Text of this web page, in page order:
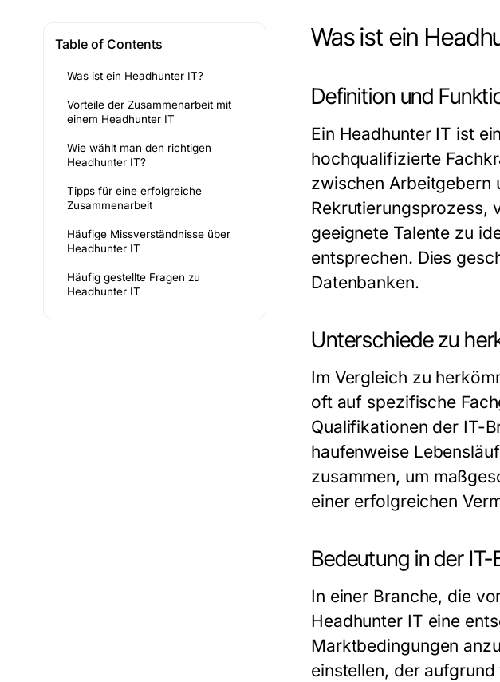
Table of Contents
Was ist ein Headhunter IT?
Vorteile der Zusammenarbeit mit
einem Headhunter IT
Wie wählt man den richtigen
Headhunter IT?
Tipps für eine erfolgreiche
Zusammenarbeit
Häufige Missverständnisse über
Headhunter IT
Häufig gestellte Fragen zu
Headhunter IT
Was ist ein
Definition und
Ein Headhunter IT ist
hochqualifizierte
zwischen Arbeitgebern
Rekrutierungsprozess,
geeignete Talente zu
entsprechen. Dies
Datenbanken.
Unterschiede zu
Im Vergleich zu
oft auf spezifische
Qualifikationen der IT-
haufenweise
zusammen, um
einer erfolgreichen
Bedeutung in der
In einer Branche, die
Headhunter IT eine
Marktbedingungen
einstellen, der